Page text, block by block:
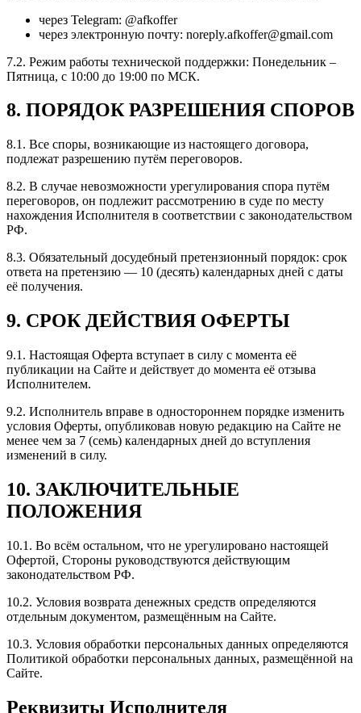
через Telegram: @afkoffer
через электронную почту: noreply.afkoffer@gmail.com
7.2. Режим работы технической поддержки: Понедельник –
Пятница, с 10:00 до 19:00 по МСК.
8. ПОРЯДОК РАЗРЕШЕНИЯ СПОРОВ
8.1. Все споры, возникающие из настоящего договора,
подлежат разрешению путём переговоров.
8.2. В случае невозможности урегулирования спора путём
переговоров, он подлежит рассмотрению в суде по месту
нахождения Исполнителя в соответствии с законодательством
РФ.
8.3. Обязательный досудебный претензионный порядок: срок
ответа на претензию — 10 (десять) календарных дней с даты
её получения.
9. СРОК ДЕЙСТВИЯ ОФЕРТЫ
9.1. Настоящая Оферта вступает в силу с момента её
публикации на Сайте и действует до момента её отзыва
Исполнителем.
9.2. Исполнитель вправе в одностороннем порядке изменить
условия Оферты, опубликовав новую редакцию на Сайте не
менее чем за 7 (семь) календарных дней до вступления
изменений в силу.
10. ЗАКЛЮЧИТЕЛЬНЫЕ
ПОЛОЖЕНИЯ
10.1. Во всём остальном, что не урегулировано настоящей
Офертой, Стороны руководствуются действующим
законодательством РФ.
10.2. Условия возврата денежных средств определяются
отдельным документом, размещённым на Сайте.
10.3. Условия обработки персональных данных определяются
Политикой обработки персональных данных, размещённой на
Сайте.
Реквизиты Исполнителя